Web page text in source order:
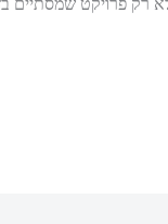
רק פרויקט שמסתיים